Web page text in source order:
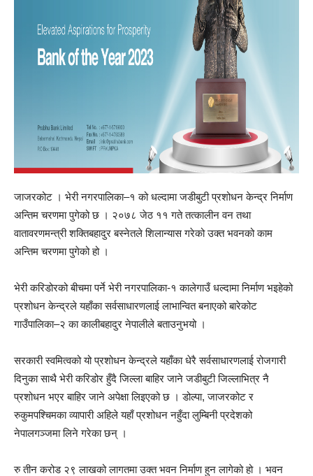
जाजरकोट । भेरी नगरपालिका–१ को धल्दामा जडीबुटी प्रशोधन केन्द्र निर्माण
अन्तिम चरणमा पुगेको छ । २०७८ जेठ ११ गते तत्कालीन वन तथा
वातावरणमन्त्री शक्तिबहादुर बस्नेतले शिलान्यास गरेको उक्त भवनको काम
अन्तिम चरणमा पुगेको हो ।
भेरी करिडोरको बीचमा पर्ने भेरी नगरपालिका-१ कालेगाउँ धल्दामा निर्माण भइहेको
प्रशोधन केन्द्रले यहाँका सर्वसाधारणलाई लाभान्वित बनाएको बारेकोट
गाउँपालिका–२ का कालीबहादुर नेपालीले बताउनुभयो ।
सरकारी स्वमित्वको यो प्रशोधन केन्द्रले यहाँका धेरै सर्वसाधारणलाई रोजगारी
दिनुका साथै भेरी करिडोर हुँदै जिल्ला बाहिर जाने जडीबुटी जिल्लाभित्र नै
प्रशोधन भएर बाहिर जाने अपेक्षा लिइएको छ । डोल्पा, जाजरकोट र
रुकुमपश्चिमका व्यापारी अहिले यहाँ प्रशोधन नहुँदा लुम्बिनी प्रदेशको
नेपालगञ्जमा लिने गरेका छन् ।
रु तीन करोड २९ लाखको लागतमा उक्त भवन निर्माण हुन लागेको हो । भवन